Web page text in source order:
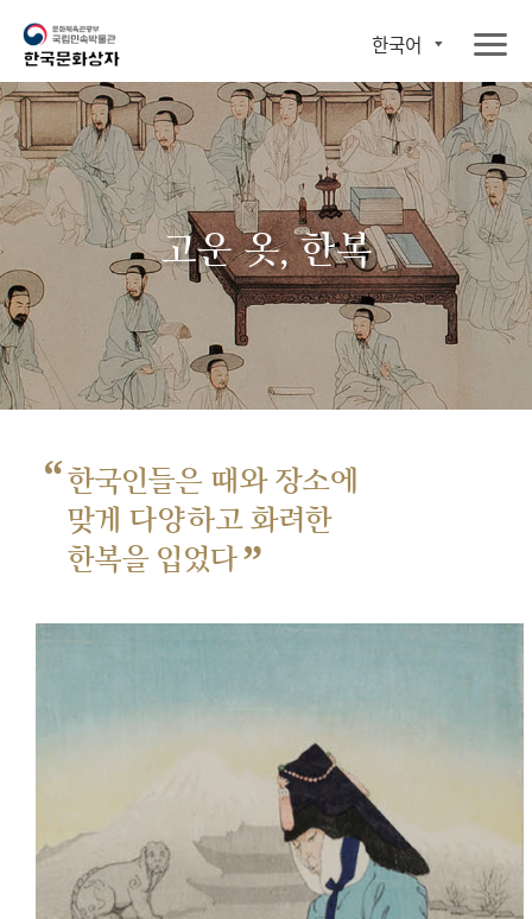
한국어
고운 옷, 한복
“한국인들은 때와 장소에
맞게 다양하고 화려한
한복을 입었다”